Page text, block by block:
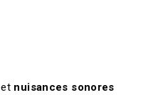
nuisances sonores